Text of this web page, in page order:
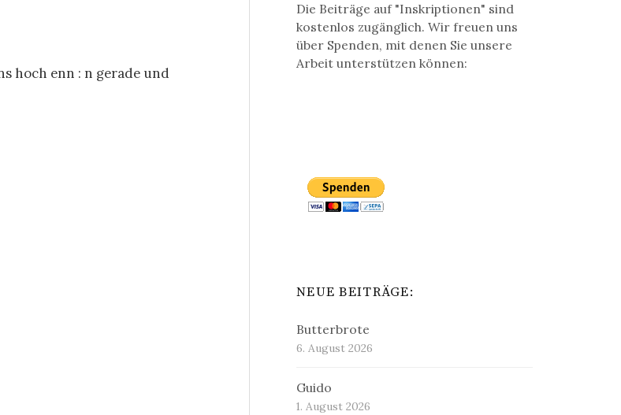
hoch enn : n gerade und
Die Beiträge auf "Inskriptionen" sind
kostenlos zugänglich. Wir freuen uns
über Spenden, mit denen Sie unsere
Arbeit unterstützen können:
NEUE BEITRÄGE:
Butterbrote
6. August 2026
Guido
1. August 2026